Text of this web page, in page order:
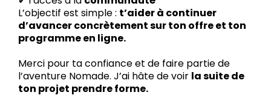
L’objectif est simple : t’aider à continuer
d’avancer concrètement sur ton offre et ton
programme en ligne.
Merci pour ta confiance et de faire partie de
l’aventure Nomade. J’ai hâte de voir la suite de
ton projet prendre forme.